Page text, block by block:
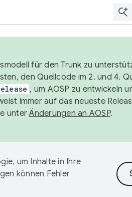
für den Trunk zu
den Quellcode im 2. und 4.
, um AOSP zu entwickeln
immer auf das neueste
unterÄnderungen an AOSP.
um Inhalte in Ihre
können Fehler